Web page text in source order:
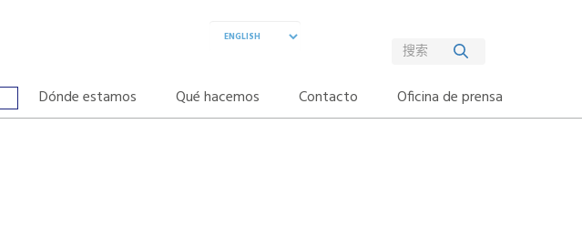
Dónde estamos Qué hacemos Contacto Oficina de prensa